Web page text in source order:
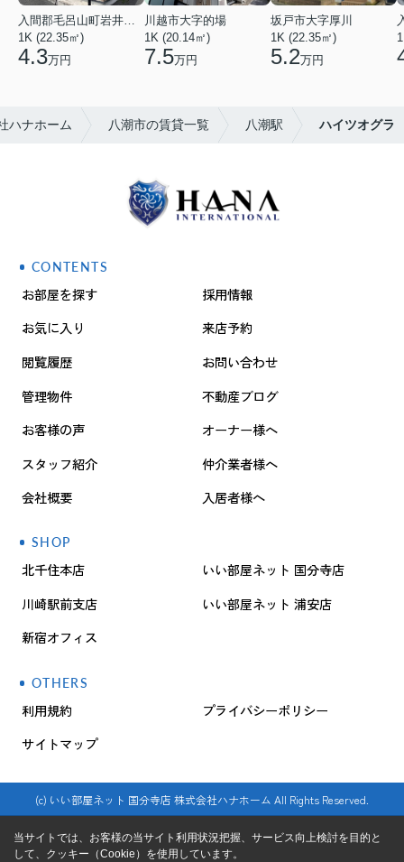
入間郡毛呂山町岩井西１丁目
1K (22.35㎡)
4.3万円
川越市大字的場
1K (20.14㎡)
7.5万円
坂戸市大字厚川
1K (22.35㎡)
5.2万円
ハナホーム 八潮市の賃貸一覧 八潮駅 ハイツオグラ
CONTENTS
お部屋を探す
お気に入り
閲覧履歴
管理物件
お客様の声
スタッフ紹介
会社概要
採用情報
来店予約
お問い合わせ
不動産ブログ
オーナー様へ
仲介業者様へ
入居者様へ
SHOP
北千住本店
川崎駅前支店
新宿オフィス
いい部屋ネット 国分寺店
いい部屋ネット 浦安店
OTHERS
利用規約
サイトマップ
プライバシーポリシー
(c) いい部屋ネット 国分寺店 株式会社ハナホーム All Rights Reserved.
当サイトでは、お客様の当サイト利用状況把握、サービス向上検討を目的と
して、クッキー（Cookie）を使用しています。